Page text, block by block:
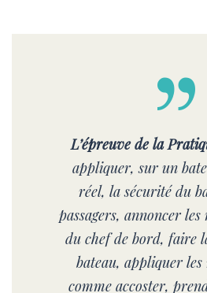
L’épreuve de la
appliquer, sur un
réel, la sécurité du
passagers, annoncer
du chef de bord, faire
bateau, appliquer
comme accoster,